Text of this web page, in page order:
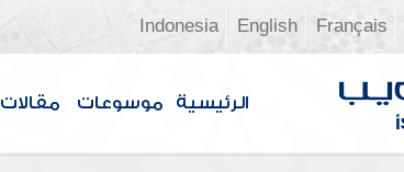
Français
English
Indonesia
الرئيسية موسوعات مقالات